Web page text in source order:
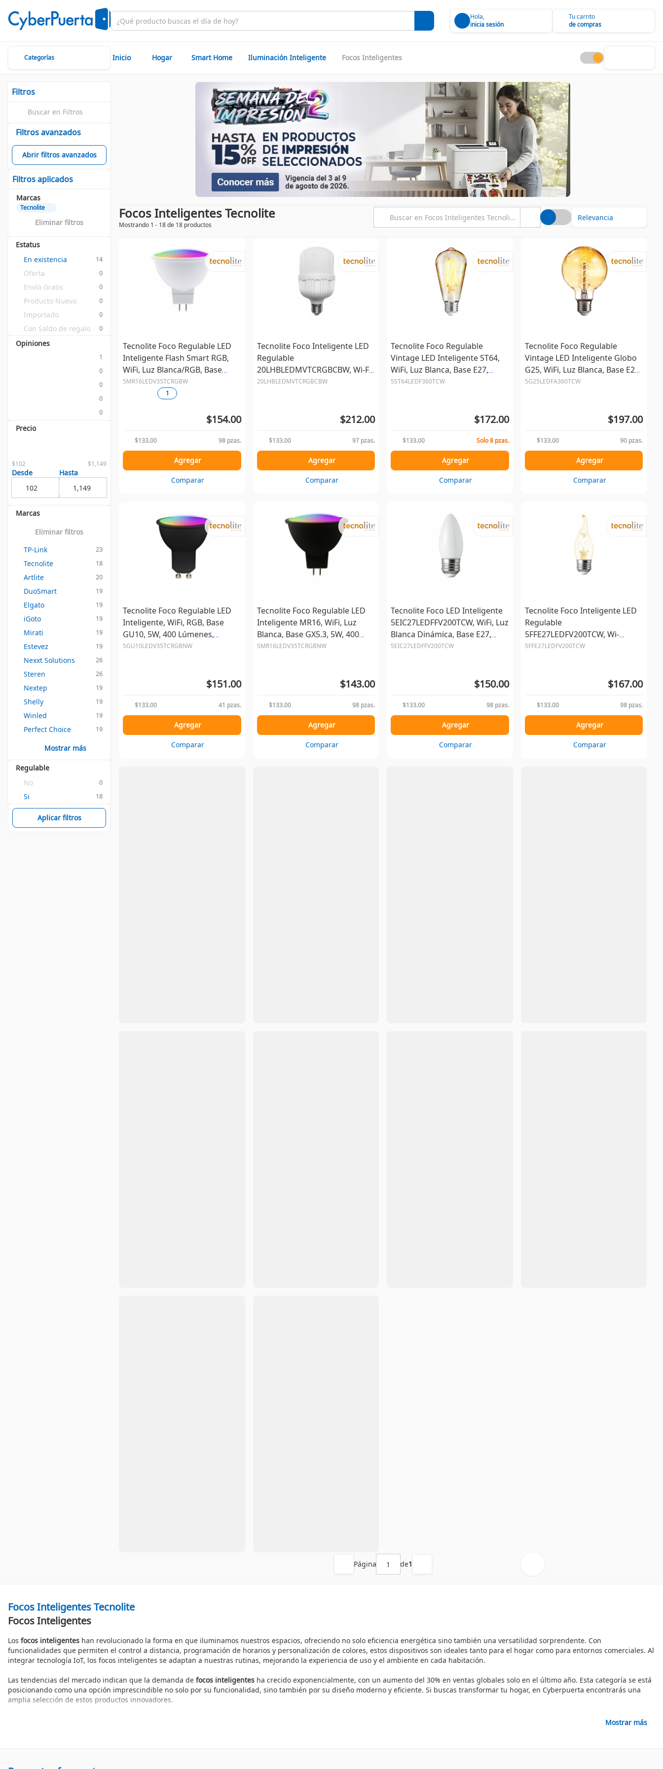
Hola,
inicia sesión
Tu carrito
de compras
Categorías Inicio Hogar Smart Home Iluminación Inteligente Focos Inteligentes
Filtros
Filtros avanzados
Abrir filtros avanzados
Filtros aplicados
Marcas
Tecnolite
Eliminar filtros
Estatus
En existencia
14
Oferta 0
Envío Gratis 0
Producto Nuevo 0
Importado 0
Con Saldo de regalo 0
Opiniones
1
0
0
0
0
Precio
$102 $1,149
Desde Hasta
Marcas
Eliminar filtros
TP-Link
23
Tecnolite 18
Artlite 20
DuoSmart 19
Elgato 19
iGoto 19
Mirati 19
Estevez 19
Nexxt Solutions 26
Steren 26
Nextep 19
Shelly 19
Winled 19
Perfect Choice 19
Mostrar más
Regulable
No
0
Si 18
Aplicar filtros
Focos Inteligentes Tecnolite
Mostrando 1 - 18 de 18 productos
Tecnolite Foco Regulable LED
Inteligente Flash Smart RGB,
WiFi, Luz Blanca/RGB, Base
GX5.3, 5W, Blanco
5MR16LEDV35TCRGBW
1
$154.00
$133.00 98 pzas.
Agregar
Comparar
Tecnolite Foco Inteligente LED
Regulable
20LHBLEDMVTCRGBCBW, Wi-Fi,
RGBW, Base E27, 20W, 1800
20LHBLEDMVTCRGBCBW
$212.00
$133.00 97 pzas.
Agregar
Comparar
Tecnolite Foco Regulable
Vintage LED Inteligente ST64,
WiFi, Luz Blanca, Base E27,
5.5W, 800 Lúmenes
5ST64LEDF360TCW
$172.00
$133.00 Solo 8 pzas.
Agregar
Comparar
Tecnolite Foco Regulable
Vintage LED Inteligente Globo
G25, WiFi, Luz Blanca, Base E27,
5.5W, 350 Lúmenes
5G25LEDFA360TCW
$197.00
$133.00 90 pzas.
Agregar
Comparar
Tecnolite Foco Regulable LED
Inteligente, WiFi, RGB, Base
GU10, 5W, 400 Lúmenes,
Negro, Ahorro de 80% vs Foco
5GU10LEDV35TCRGBNW
$151.00
$133.00 41 pzas.
Agregar
Comparar
Tecnolite Foco Regulable LED
Inteligente MR16, WiFi, Luz
Blanca, Base GX5.3, 5W, 400
Lúmenes, Negro, Ahorro de
5MR16LEDV35TCRGBNW
$143.00
$133.00 98 pzas.
Agregar
Comparar
Tecnolite Foco LED Inteligente
5EIC27LEDFFV200TCW, WiFi, Luz
Blanca Dinámica, Base E27,
5.5W, 750 Lúmenes
5EIC27LEDFFV200TCW
$150.00
$133.00 98 pzas.
Agregar
Comparar
Tecnolite Foco Inteligente LED
Regulable
5FFE27LEDFV200TCW, Wi-
Fi/Bluetooth, Blanco, Base E27,
5FFE27LEDFV200TCW
$167.00
$133.00 98 pzas.
Agregar
Comparar
Página de1
Focos Inteligentes Tecnolite
Focos Inteligentes
Los focos inteligentes han revolucionado la forma en que iluminamos nuestros espacios, ofreciendo no solo eficiencia energética sino también una versatilidad sorprendente. Con
funcionalidades que permiten el control a distancia, programación de horarios y personalización de colores, estos dispositivos son ideales tanto para el hogar como para entornos comerciales. Al
integrar tecnología IoT, los focos inteligentes se adaptan a nuestras rutinas, mejorando la experiencia de uso y el ambiente en cada habitación.
Las tendencias del mercado indican que la demanda de focos inteligentes ha crecido exponencialmente, con un aumento del 30% en ventas globales solo en el último año. Esta categoría se está
posicionando como una opción imprescindible no solo por su funcionalidad, sino también por su diseño moderno y eficiente. Si buscas transformar tu hogar, en Cyberpuerta encontrarás una
amplia selección de estos productos innovadores.
Mostrar más